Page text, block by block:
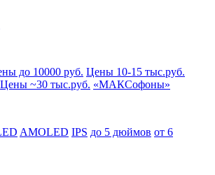
до 10000 руб. Цены 10-15 тыс.руб.
Цены ~30 тыс.руб. «МАКСофоны»
AMOLED IPS до 5 дюймов от 6